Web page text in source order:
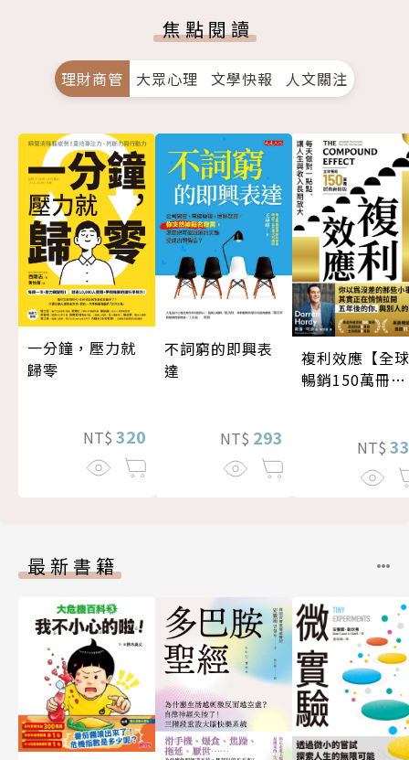
焦點閱讀
理財商管 大眾心理 文學快報 人文關注
一分鐘，壓力就
歸零
NT$ 320
不詞窮的即興表
達
NT$ 293
複利效應【全球
暢銷150萬冊・
NT$
最新書籍